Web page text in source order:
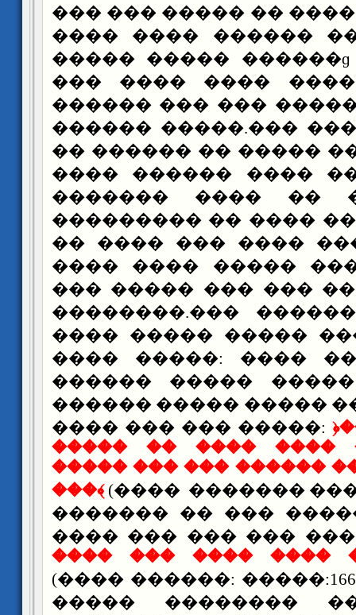
��� ��� ����� ��
���� ���� ������
����� �����
��� ���� ����
������ ��� ���
������ �����.���
�� ������ �� �����
���� ������ ����
������� ���� ��
��������� �� ����
�� ���� ��� ����
���� ���� �����
��� ����� ��� ���
��������.���
���� ����� �����
���� �����: ����
������ �����
������ ����� �����
���� ��� ��� �����:
����� �� ���� ����
����� ��� ��� ������
���﴾(���� �������
������� �� ���
���� ��� ��� ���
���� ����� �����﴾
(���� ������:
����� ��������